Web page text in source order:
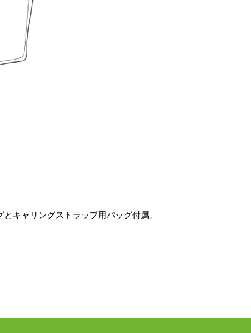
キャリングストラップ用バッグ付属。